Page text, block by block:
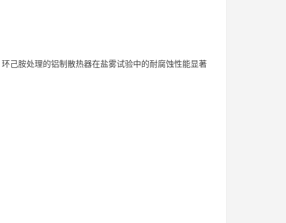
己胺处理的铝制散热器在盐雾试验中的耐腐蚀性能显著